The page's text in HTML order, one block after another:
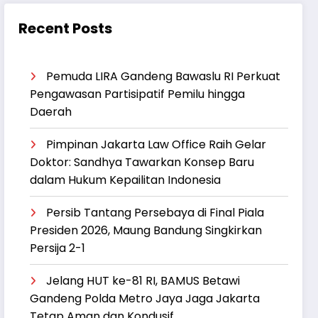
Recent Posts
Pemuda LIRA Gandeng Bawaslu RI Perkuat
Pengawasan Partisipatif Pemilu hingga
Daerah
‎Pimpinan Jakarta Law Office Raih Gelar
Doktor: Sandhya Tawarkan Konsep Baru
dalam Hukum Kepailitan Indonesia
Persib Tantang Persebaya di Final Piala
Presiden 2026, Maung Bandung Singkirkan
Persija 2-1
Jelang HUT ke-81 RI, BAMUS Betawi
Gandeng Polda Metro Jaya Jaga Jakarta